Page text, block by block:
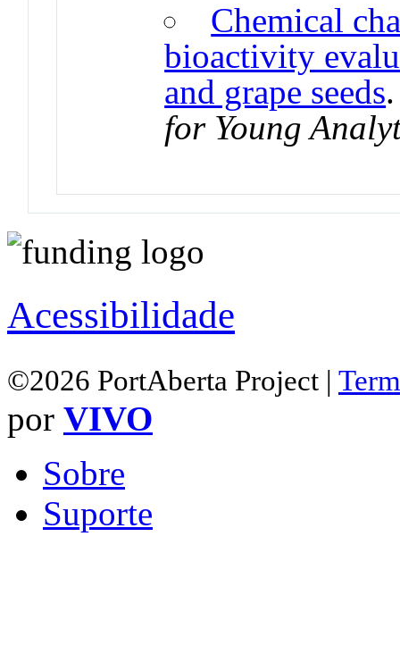
Chemical
bioactivity
and grape seeds
for Young
Acessibilidade
©2026 PortAberta Project |
por VIVO
Sobre
Suporte